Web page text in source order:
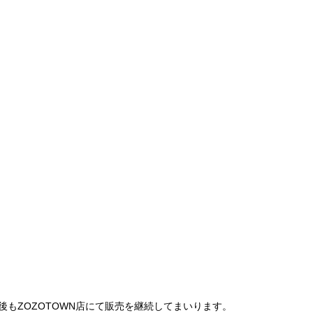
ZOZOTOWN店にて販売を継続してまいります。